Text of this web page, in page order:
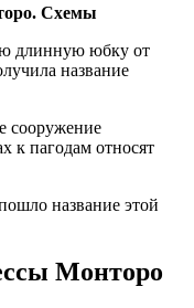
Схемы
длинную юбку от
название
сооружение
к пагодам относят
название этой
Монторо